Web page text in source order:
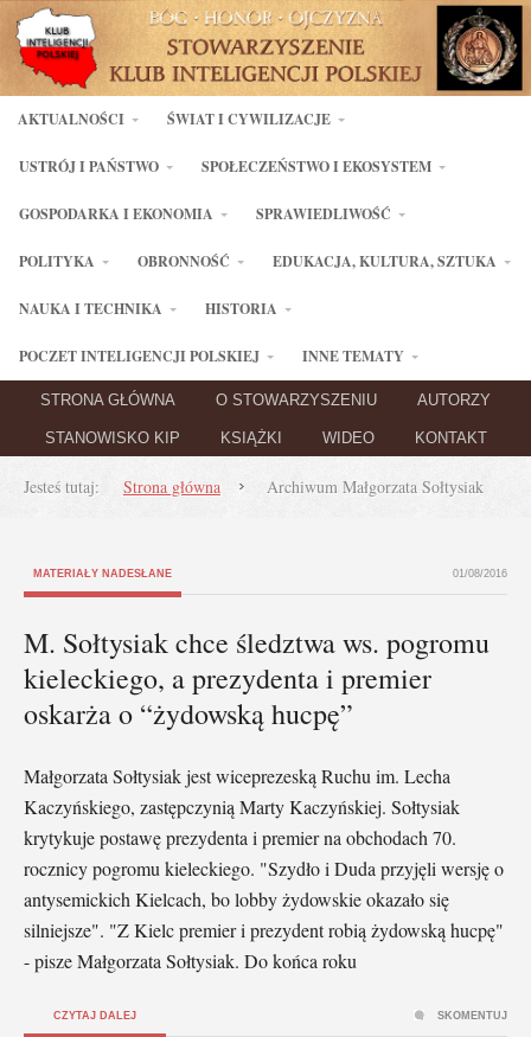
AKTUALNOŚCI ŚWIAT I CYWILIZACJE
USTRÓJ I PAŃSTWO SPOŁECZEŃSTWO I EKOSYSTEM
GOSPODARKA I EKONOMIA SPRAWIEDLIWOŚĆ
POLITYKA OBRONNOŚĆ EDUKACJA, KULTURA, SZTUKA
NAUKA I TECHNIKA HISTORIA
POCZET INTELIGENCJI POLSKIEJ INNE TEMATY
STRONA GŁÓWNA O STOWARZYSZENIU AUTORZY
STANOWISKO KIP KSIĄŻKI WIDEO KONTAKT
Jesteś tutaj: Strona główna Archiwum Małgorzata Sołtysiak
MATERIAŁY NADESŁANE 01/08/2016
M. Sołtysiak chce śledztwa ws. pogromu
kieleckiego, a prezydenta i premier
oskarża o “żydowską hucpę”
Małgorzata Sołtysiak jest wiceprezeską Ruchu im. Lecha
Kaczyńskiego, zastępczynią Marty Kaczyńskiej. Sołtysiak
krytykuje postawę prezydenta i premier na obchodach 70.
rocznicy pogromu kieleckiego. "Szydło i Duda przyjęli wersję o
antysemickich Kielcach, bo lobby żydowskie okazało się
silniejsze". "Z Kielc premier i prezydent robią żydowską hucpę"
- pisze Małgorzata Sołtysiak. Do końca roku
CZYTAJ DALEJ SKOMENTUJ